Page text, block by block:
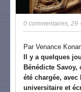
0 commentaires 29
Par Venance
Il y a quelques
Bénédicte Savoy,
été chargée,
universitaire et